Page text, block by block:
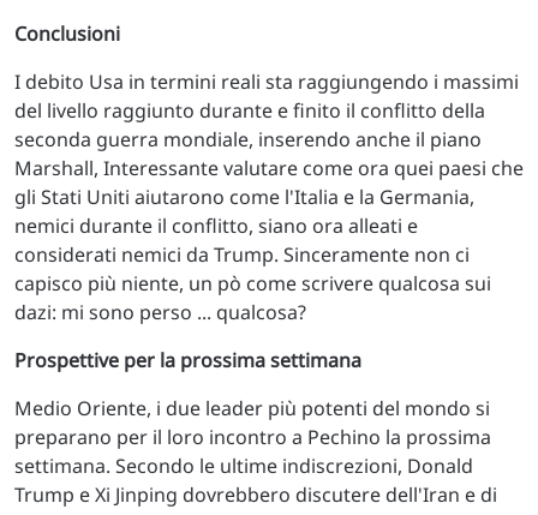
Conclusioni
I debito Usa in termini reali sta raggiungendo i massimi
del livello raggiunto durante e finito il conflitto della
seconda guerra mondiale, inserendo anche il piano
Marshall, Interessante valutare come ora quei paesi che
gli Stati Uniti aiutarono come l'Italia e la Germania,
nemici durante il conflitto, siano ora alleati e
considerati nemici da Trump. Sinceramente non ci
capisco più niente, un pò come scrivere qualcosa sui
dazi: mi sono perso ... qualcosa?
Prospettive per la prossima settimana
Medio Oriente, i due leader più potenti del mondo si
preparano per il loro incontro a Pechino la prossima
settimana. Secondo le ultime indiscrezioni, Donald
Trump e Xi Jinping dovrebbero discutere dell'Iran e di